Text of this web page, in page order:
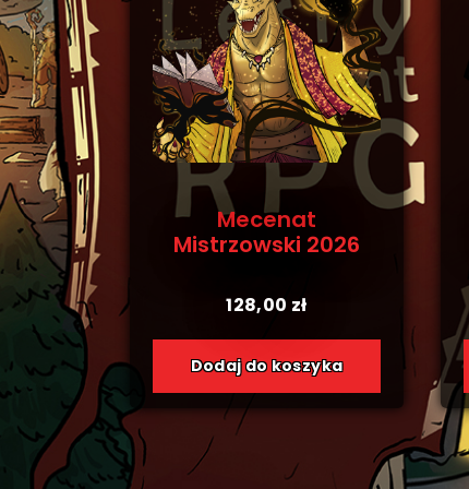
Mecenat
Mistrzowski 2026
128,00 zł
Dodaj do koszyka